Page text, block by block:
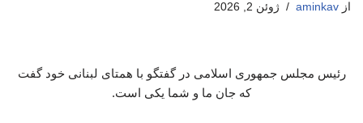
از aminkav ژوئن 2, 2026
رئیس مجلس جمهوری اسلامی در گفتگو با همتای لبنانی خود گفت
که جان ما و شما یکی است.